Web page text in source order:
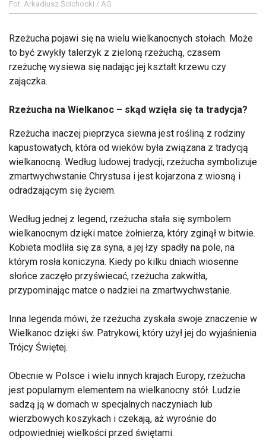
Fot. Arkadiusz Ścichocki / AG
Rzeżucha pojawi się na wielu wielkanocnych stołach. Może
to być zwykły talerzyk z zieloną rzeżuchą, czasem
rzeżuchę wysiewa się nadając jej kształt krzewu czy
zajączka.
Rzeżucha na Wielkanoc – skąd wzięła się ta tradycja?
Rzeżucha inaczej pieprzyca siewna jest rośliną z rodziny
kapustowatych, która od wieków była związana z tradycją
wielkanocną. Według ludowej tradycji, rzeżucha symbolizuje
zmartwychwstanie Chrystusa i jest kojarzona z wiosną i
odradzającym się życiem.
Według jednej z legend, rzeżucha stała się symbolem
wielkanocnym dzięki matce żołnierza, który zginął w bitwie.
Kobieta modliła się za syna, a jej łzy spadły na pole, na
którym rosła koniczyna. Kiedy po kilku dniach wiosenne
słońce zaczęło przyświecać, rzeżucha zakwitła,
przypominając matce o nadziei na zmartwychwstanie.
Inna legenda mówi, że rzeżucha zyskała swoje znaczenie w
Wielkanoc dzięki św. Patrykowi, który użył jej do wyjaśnienia
Trójcy Świętej.
Obecnie w Polsce i wielu innych krajach Europy, rzeżucha
jest popularnym elementem na wielkanocny stół. Ludzie
sadzą ją w domach w specjalnych naczyniach lub
wierzbowych koszykach i czekają, aż wyrośnie do
odpowiedniej wielkości przed świętami.